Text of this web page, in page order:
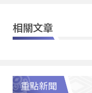
相關文章
重點新聞